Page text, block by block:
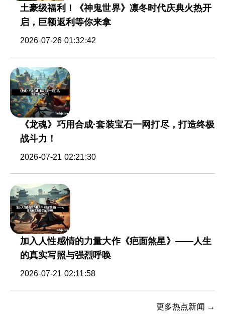
土豪级福利！《神鬼世界》凛冬时代庆典火热开
启，巨额返利等你来拿
2026-07-26 01:32:42
《龙魂》巧用合成·套装宝石一网打尽，打造终极
战斗力！
2026-07-21 02:21:30
加入人性感情的力量大作《疤面煞星》——人生
的真实写照与强烈呼唤
2026-07-21 02:11:58
更多热点新闻 →